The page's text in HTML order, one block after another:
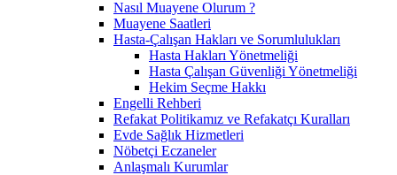
Nasıl Muayene Olurum ?
Muayene Saatleri
Hasta-Çalışan Hakları ve Sorumlulukları
Hasta Hakları Yönetmeliği
Hasta Çalışan Güvenliği Yönetmeliği
Hekim Seçme Hakkı
Engelli Rehberi
Refakat Politikamız ve Refakatçı Kuralları
Evde Sağlık Hizmetleri
Nöbetçi Eczaneler
Anlaşmalı Kurumlar